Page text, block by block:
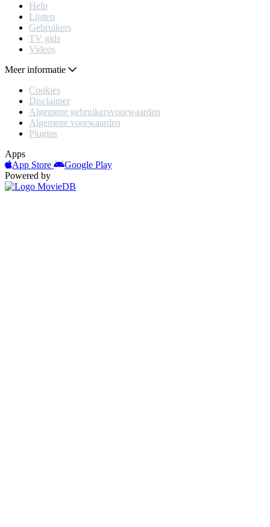
Help
Lijsten
Gebruikers
TV gids
Videos
Meer informatie
Cookies
Disclaimer
Algemene gebruikersvoorwaarden
Algemene voorwaarden
Plugins
Apps
App Store
Google Play
Powered by